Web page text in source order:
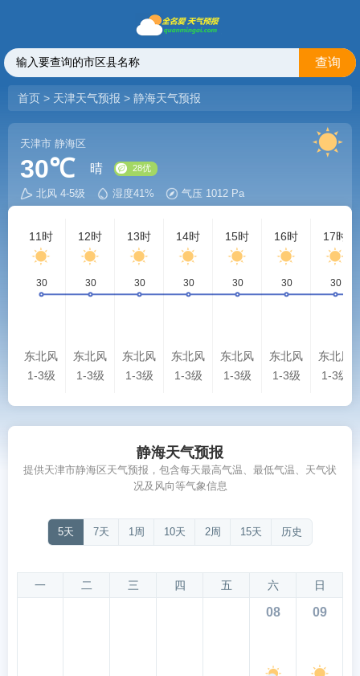
查询
首页 > 天津天气预报 > 静海天气预报
天津市 静海区
30℃ 晴
北风 4-5级 湿度41% 气压 1012 Pa
11时
东北风
1-3级
12时
东北风
1-3级
13时
东北风
1-3级
14时
东北风
1-3级
15时
东北风
1-3级
16时
东北风
1-3级
17时
东北风
1-3级
静海天气预报
提供天津市静海区天气预报，包含每天最高气温、最低气温、天气状
况及风向等气象信息
5天 7天 1周 10天 2周 15天 历史
一 二 三 四 五 六 日
08 09